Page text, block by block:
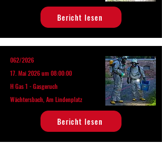
Bericht lesen
062/2026
17. Mai 2026 um 08:00:00
H Gas 1 - Gasgeruch
Wächtersbach, Am Lindenplatz
Bericht lesen